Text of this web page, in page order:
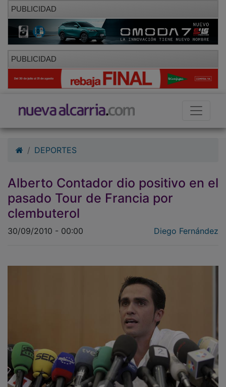
PUBLICIDAD
PUBLICIDAD
DEPORTES
Alberto Contador dio positivo en el
pasado Tour de Francia por
clembuterol
30/09/2010 - 00:00 Diego Fernández